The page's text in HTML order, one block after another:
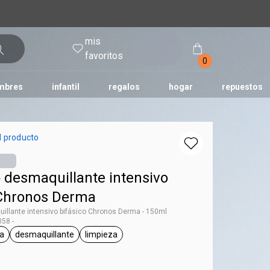
mis
favoritos
0
infantil regalos hogar repuestos
tododia una
producto
desmaquillante intensivo
Derma
intensivo bifásico Chronos Derma - 150ml
-
Chronos Derma
general.tag desmaquillante
desmaquillante
general.tag limpieza
limpieza